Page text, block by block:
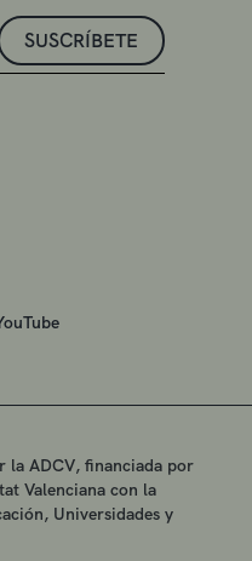
SUSCRÍBETE
la ADCV, financiada por
Valenciana con la
Universidades y